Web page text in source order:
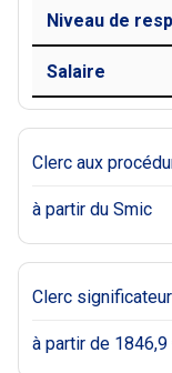
Niveau de
Salaire
Clerc aux
à partir du Smic
Clerc significateur
à partir de 1846,9